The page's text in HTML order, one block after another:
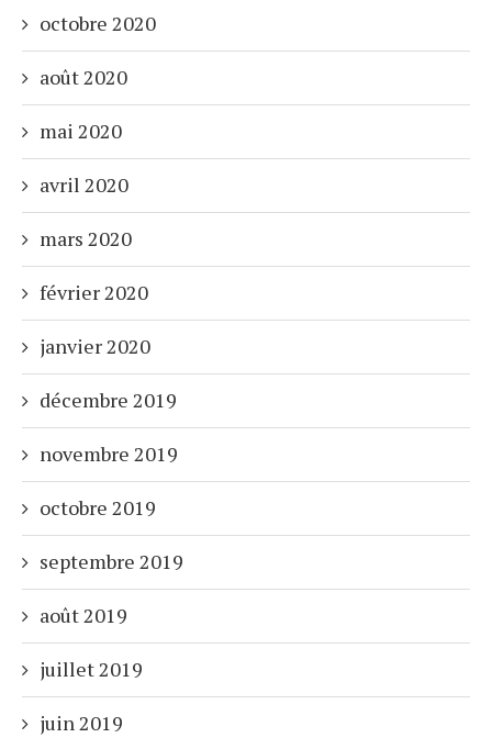
octobre 2020
août 2020
mai 2020
avril 2020
mars 2020
février 2020
janvier 2020
décembre 2019
novembre 2019
octobre 2019
septembre 2019
août 2019
juillet 2019
juin 2019